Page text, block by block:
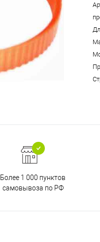
Более 1 000 пунктов
самовывоза по РФ